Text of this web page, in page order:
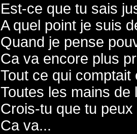
Est-ce que tu sais
A quel point je suis
Quand je pense
Ca va encore plus
Tout ce qui comptait
Toutes les mains de
Crois-tu que tu
Ca va...